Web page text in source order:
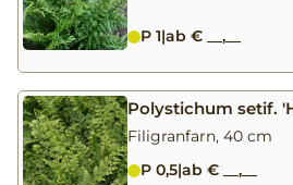
P 1|ab € __,__
Polystichum setif.
Filigranfarn, 40 cm
P 0,5|ab € __,__